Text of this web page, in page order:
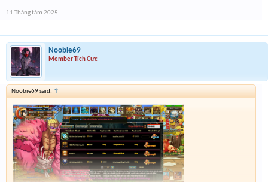
11 Tháng tám 2025
Noobie69
Member Tích Cực
Noobie69 said: ↑